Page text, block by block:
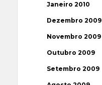
Janeiro 2010
Dezembro 2009
Novembro 2009
Outubro 2009
Setembro 2009